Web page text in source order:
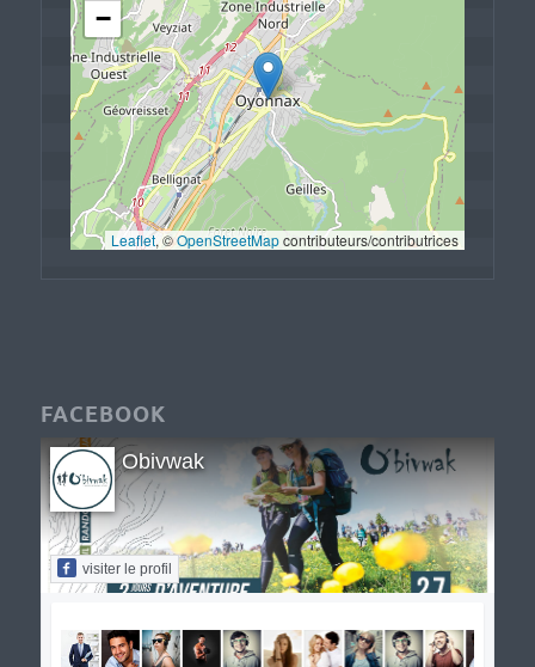
−
Leaflet, © OpenStreetMap contributeurs/contributrices
FACEBOOK
Obivwak
visiter le profil